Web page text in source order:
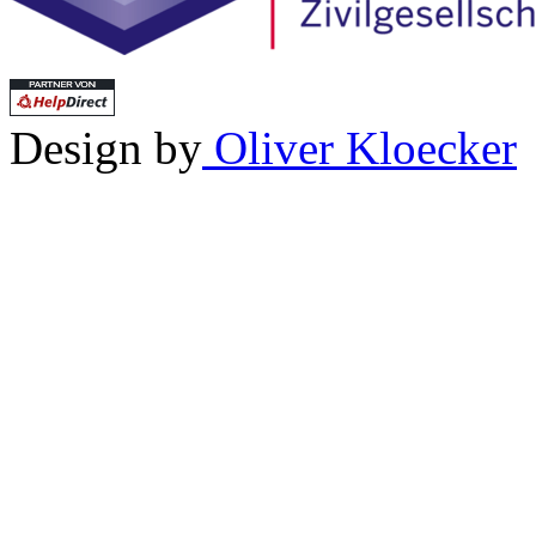
Design by Oliver Kloecker